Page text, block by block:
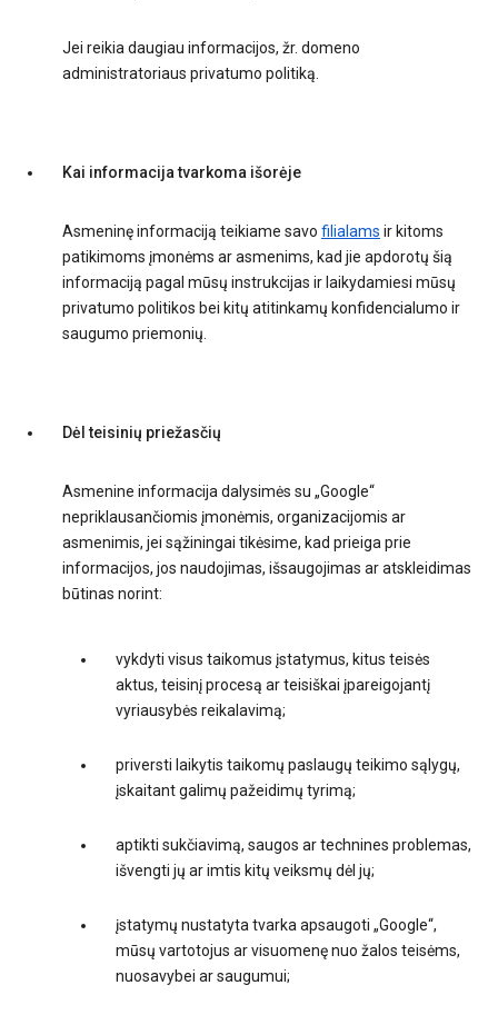
Jei reikia daugiau informacijos, žr. domeno
administratoriaus privatumo politiką.
Kai informacija tvarkoma išorėje
Asmeninę informaciją teikiame savo filialams ir kitoms
patikimoms įmonėms ar asmenims, kad jie apdorotų šią
informaciją pagal mūsų instrukcijas ir laikydamiesi mūsų
privatumo politikos bei kitų atitinkamų konfidencialumo ir
saugumo priemonių.
Dėl teisinių priežasčių
Asmenine informacija dalysimės su „Google“
nepriklausančiomis įmonėmis, organizacijomis ar
asmenimis, jei sąžiningai tikėsime, kad prieiga prie
informacijos, jos naudojimas, išsaugojimas ar atskleidimas
būtinas norint:
vykdyti visus taikomus įstatymus, kitus teisės
aktus, teisinį procesą ar teisiškai įpareigojantį
vyriausybės reikalavimą;
priversti laikytis taikomų paslaugų teikimo sąlygų,
įskaitant galimų pažeidimų tyrimą;
aptikti sukčiavimą, saugos ar technines problemas,
išvengti jų ar imtis kitų veiksmų dėl jų;
įstatymų nustatyta tvarka apsaugoti „Google“,
mūsų vartotojus ar visuomenę nuo žalos teisėms,
nuosavybei ar saugumui;